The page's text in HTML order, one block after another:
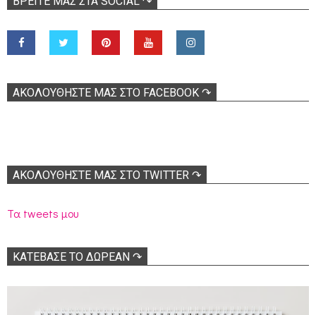
ΑΚΟΛOΥΘΉΣΤΕ ΜΑΣ ΣΤΟ FACEBOOK ↷
ΑΚΟΛΟΥΘΉΣΤΕ ΜΑΣ ΣΤΟ TWITTER ↷
Τα tweets μου
ΚΑΤΕΒΑΣΕ ΤΟ ΔΩΡΕΑΝ ↷